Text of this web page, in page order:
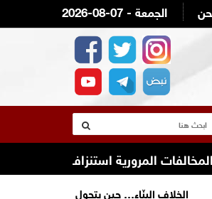
2026-08-07 - الجمعة
المرورية استنزاف ميزانية أصحاب
الخلاف البنّاء… حين يتحول